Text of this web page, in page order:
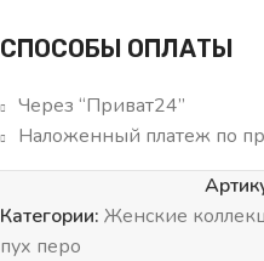
СПОСОБЫ ОПЛАТЫ
Через “Приват24”
Наложенный платеж по
Категории: Женские
пух перо